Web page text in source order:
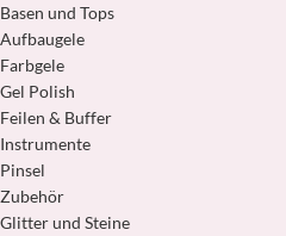
Basen und Tops
Aufbaugele
Farbgele
Gel Polish
Feilen & Buffer
Instrumente
Pinsel
Zubehör
Glitter und Steine